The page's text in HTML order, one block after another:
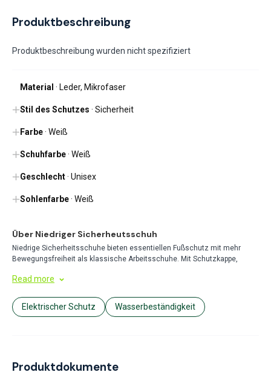
Produktbeschreibung
Produktbeschreibung wurden nicht spezifiziert
Material · Leder, Mikrofaser
Stil des Schutzes · Sicherheit
Farbe· Weiß
Schuhfarbe· Weiß
Geschlecht· Unisex
Sohlenfarbe· Weiß
Über Niedriger Sicherheutsschuh
Niedrige Sicherheitsschuhe bieten essentiellen Fußschutz mit mehr
Bewegungsfreiheit als klassische Arbeitsschuhe. Mit Schutzkappe,
Produktion und leichte Industrieumgebungen, wo Komfort und Sicherheit
Read more
Elektrischer Schutz Wasserbeständigkeit
Produktdokumente